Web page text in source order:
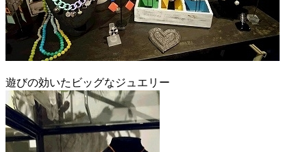
遊びの効いたビッグなジュエリー